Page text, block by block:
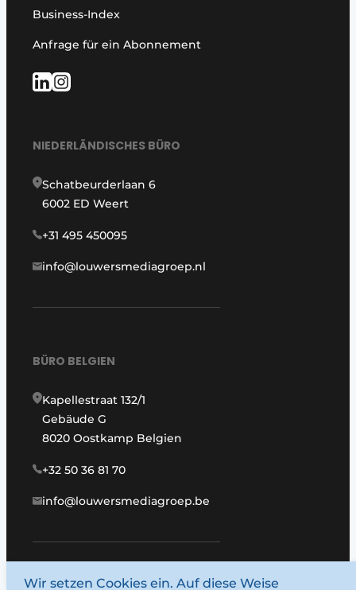
Business-Index
Anfrage für ein Abonnement
NIEDERLÄNDISCHES BÜRO
Schatbeurderlaan 6
6002 ED Weert
+31 495 450095
info@louwersmediagroep.nl
BÜRO BELGIEN
Kapellestraat 132/1
Gebäude G
8020 Oostkamp Belgien
+32 50 36 81 70
info@louwersmediagroep.be
www.louwersmediagroep.com
Wir setzen Cookies ein. Auf diese Weise